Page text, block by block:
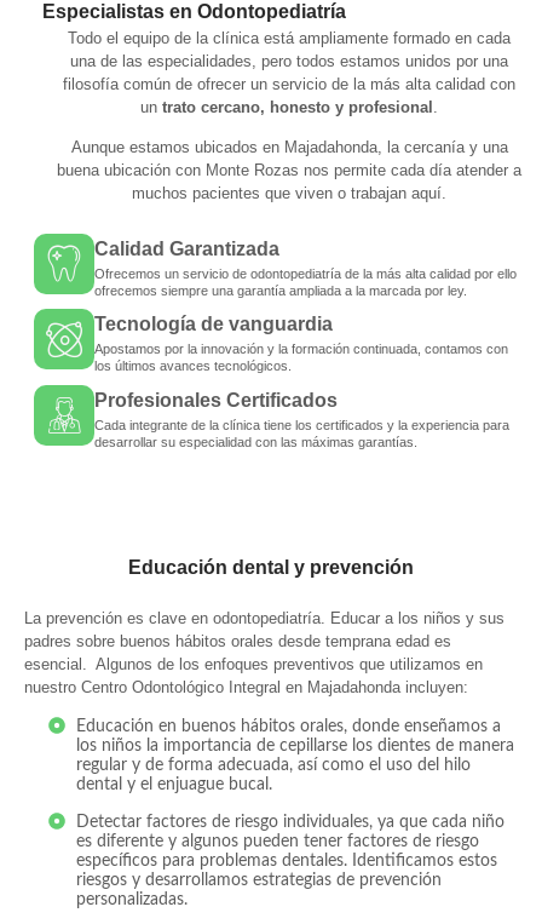
Especialistas en Odontopediatría
Todo el equipo de la clínica está ampliamente formado en cada
una de las especialidades, pero todos estamos unidos por una
filosofía común de ofrecer un servicio de la más alta calidad con
un trato cercano, honesto y profesional .
Aunque estamos ubicados en Majadahonda, la cercanía y una
buena ubicación con Monte Rozas nos permite cada día atender a
muchos pacientes que viven o trabajan aquí.
Calidad Garantizada
Ofrecemos un servicio de odontopediatría de la más alta calidad por ello
ofrecemos siempre una garantía ampliada a la marcada por ley.
Tecnología de vanguardia
Apostamos por la innovación y la formación continuada, contamos con
los últimos avances tecnológicos.
Profesionales Certificados
Cada integrante de la clínica tiene los certificados y la experiencia para
desarrollar su especialidad con las máximas garantías.
Educación dental y prevención
La prevención es clave en odontopediatría. Educar a los niños y sus
padres sobre buenos hábitos orales desde temprana edad es
esencial. Algunos de los enfoques preventivos que utilizamos en
nuestro Centro Odontológico Integral en Majadahonda incluyen:
Educación en buenos hábitos orales, donde enseñamos a
los niños la importancia de cepillarse los dientes de manera
regular y de forma adecuada, así como el uso del hilo
dental y el enjuague bucal.
Detectar factores de riesgo individuales, ya que cada niño
es diferente y algunos pueden tener factores de riesgo
específicos para problemas dentales. Identificamos estos
riesgos y desarrollamos estrategias de prevención
personalizadas.